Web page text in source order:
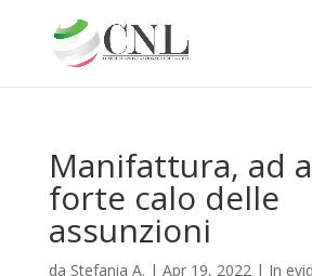
Manifattura, ad
forte calo delle
assunzioni
da Stefania A. | Apr 19, 2022| In